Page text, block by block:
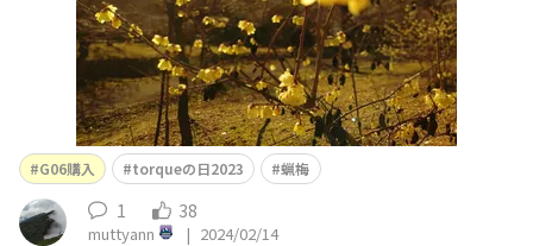
G06購入 torqueの日2023 蝋梅
1 38
muttyann | 2024/02/14